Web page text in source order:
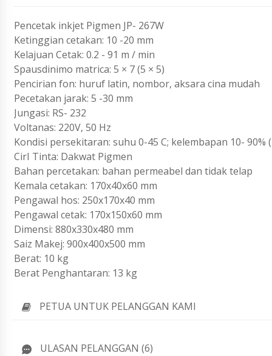
Pencetak inkjet Pigmen JP- 267W
Ketinggian cetakan: 10 -20 mm
Kelajuan Cetak: 0.2 - 91 m / min
Spausdinimo matrica: 5 × 7 (5 × 5)
Pencirian fon: huruf latin, nombor, aksara cina mudah
Pecetakan jarak: 5 -30 mm
Jungasi: RS- 232
Voltanas: 220V, 50 Hz
Kondisi persekitaran: suhu 0-45 C; kelembapan 10-
CirI Tinta: Dakwat Pigmen
Bahan percetakan: bahan permeabel dan tidak telap
Kemala cetakan: 170x40x60 mm
Pengawal hos: 250x170x40 mm
Pengawal cetak: 170x150x60 mm
Dimensi: 880x330x480 mm
Saiz Makej: 900x400x500 mm
Berat: 10 kg
Berat Penghantaran: 13 kg
PETUA UNTUK PELANGGAN KAMI
ULASAN PELANGGAN (6)